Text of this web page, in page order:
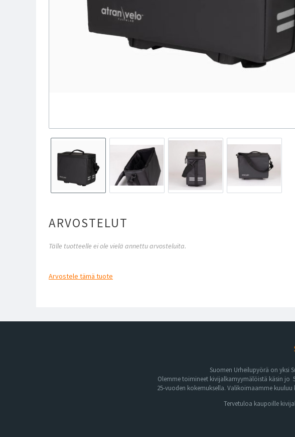
ARVOSTELUT
Tälle tuotteelle ei ole vielä annettu arvosteluita.
Arvostele tämä tuote
Suomen Urheilupyörä on yksi
Olemme toimineet kivijalkamyymälöistä käsin jo
25-vuoden kokemuksella. Valikoimaamme
Tervetuloa kaupoille